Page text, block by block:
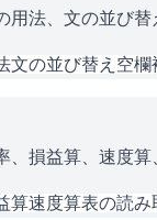
法、文の並び
文の並び替え 空欄
損益算、速度
算速度算表の読み